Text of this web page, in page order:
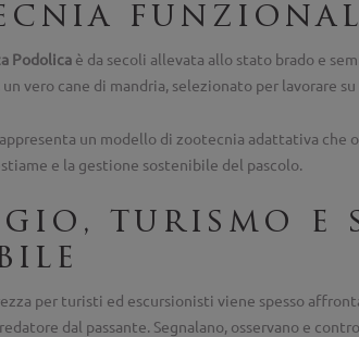
Podolica è da secoli allevata allo stato brado e
un vero cane di mandria, selezionato per lavorare
un modello di zootecnia adattativa che
e la gestione sostenibile del pascolo.
turismo e
per turisti ed escursionisti viene spesso
dal passante. Segnalano, osservano e